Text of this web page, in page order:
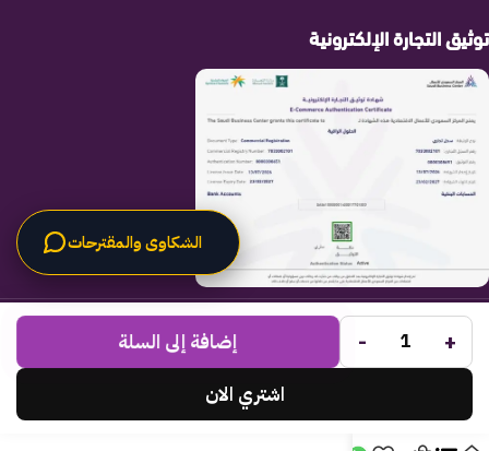
توثيق التجارة الإلكترونية
جميع الحقوق محفوظة لـالحلول الراقية© 2025.
تم التطوير بواسطةCode Times
. +
- إضافة إلى السلة
اشتري الان
الشكاوى والمقترحات